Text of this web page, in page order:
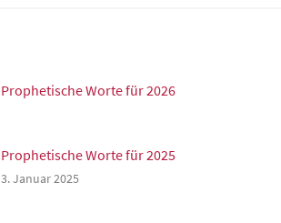
Prophetische Worte für 2026
Prophetische Worte für 2025
3. Januar 2025